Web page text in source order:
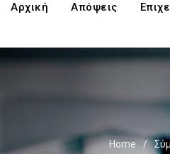
Αρχική Απόψεις
Home /